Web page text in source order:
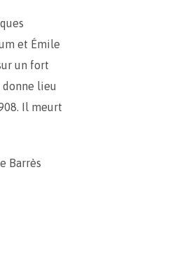
et Émile
un fort
donne lieu
Il meurt
Barrès